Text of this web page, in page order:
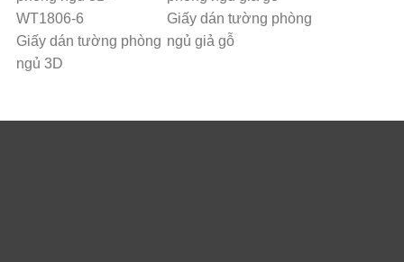
Giấy dán tường phòng
ngủ 3D
Giấy dán tường phòng
ngủ giả gỗ